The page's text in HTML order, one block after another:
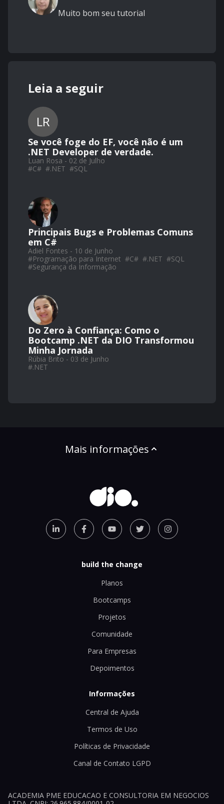
Muito bom seu tutorial
Leia a seguir
LR
Se você foge do EF, você não é um
.NET Developer de verdade.
Luan Rosa - 02 de Julho
#C# #.NET #SQL
Principais Bugs e Problemas Comuns
em C#
Adiel Fontes - 10 de Junho
#Programação para Internet #C# #.NET #SQL
#Segurança da Informação
Do Zero à Confiança: Como o
Bootcamp .NET da DIO Transformou
Minha Jornada
Rúbia Brito - 03 de Junho
#.NET
Mais informações
build the change
Planos
Bootcamps
Projetos
Comunidade
Para Empresas
Depoimentos
Informações
Central de Ajuda
Termos de Uso
Políticas de Privacidade
Canal de Contato LGPD
ACADEMIA PME EDUCACAO E CONSULTORIA EM NEGOCIOS